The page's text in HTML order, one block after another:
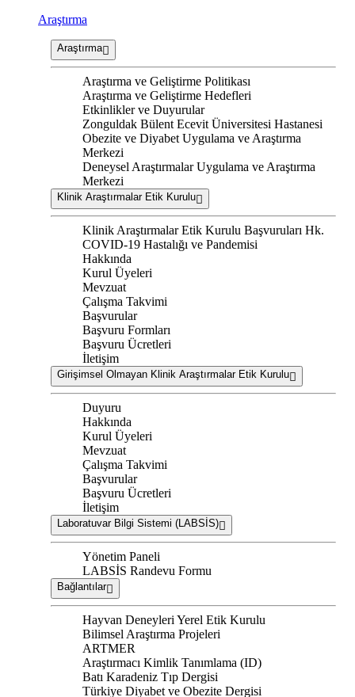
Araştırma
Araştırma
Araştırma ve Geliştirme Politikası
Araştırma ve Geliştirme Hedefleri
Etkinlikler ve Duyurular
Zonguldak Bülent Ecevit Üniversitesi Hastanesi
Obezite ve Diyabet Uygulama ve Araştırma
Merkezi
Deneysel Araştırmalar Uygulama ve Araştırma
Merkezi
Klinik Araştırmalar Etik Kurulu
Klinik Araştırmalar Etik Kurulu Başvuruları Hk.
COVID-19 Hastalığı ve Pandemisi
Hakkında
Kurul Üyeleri
Mevzuat
Çalışma Takvimi
Başvurular
Başvuru Formları
Başvuru Ücretleri
İletişim
Girişimsel Olmayan Klinik Araştırmalar Etik Kurulu
Duyuru
Hakkında
Kurul Üyeleri
Mevzuat
Çalışma Takvimi
Başvurular
Başvuru Ücretleri
İletişim
Laboratuvar Bilgi Sistemi (LABSİS)
Yönetim Paneli
LABSİS Randevu Formu
Bağlantılar
Hayvan Deneyleri Yerel Etik Kurulu
Bilimsel Araştırma Projeleri
ARTMER
Araştırmacı Kimlik Tanımlama (ID)
Batı Karadeniz Tıp Dergisi
Türkiye Diyabet ve Obezite Dergisi